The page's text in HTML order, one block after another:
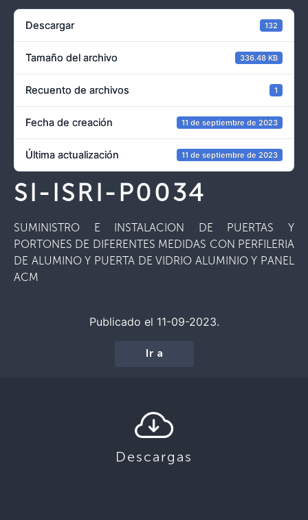
Descargar 132
Tamaño del archivo 336.48 KB
Recuento de archivos 1
Fecha de creación 11 de septiembre de 2023
Última actualización 11 de septiembre de 2023
SI-ISRI-P0034
SUMINISTRO E INSTALACION DE PUERTAS Y
PORTONES DE DIFERENTES MEDIDAS CON PERFILERIA
DE ALUMINO Y PUERTA DE VIDRIO ALUMINIO Y PANEL
ACM
Publicado el 11-09-2023.
Ir a
Descargas